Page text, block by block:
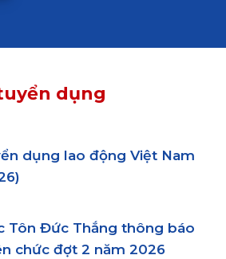
dụng
dụng lao động Việt Nam
Tôn Đức Thắng thông báo
chức đợt 2 năm 2026